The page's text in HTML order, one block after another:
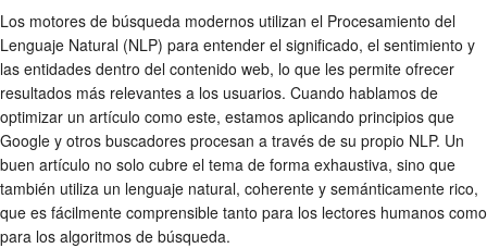
Los motores de búsqueda modernos utilizan el Procesamiento del
Lenguaje Natural (NLP) para entender el significado, el sentimiento y
las entidades dentro del contenido web, lo que les permite ofrecer
resultados más relevantes a los usuarios. Cuando hablamos de
optimizar un artículo como este, estamos aplicando principios que
Google y otros buscadores procesan a través de su propio NLP. Un
buen artículo no solo cubre el tema de forma exhaustiva, sino que
también utiliza un lenguaje natural, coherente y semánticamente rico,
que es fácilmente comprensible tanto para los lectores humanos como
para los algoritmos de búsqueda.